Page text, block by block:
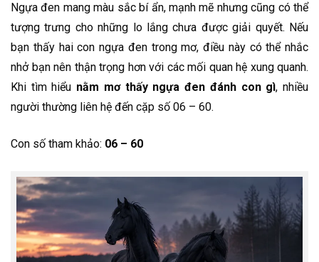
Ngựa đen mang màu sắc bí ẩn, mạnh mẽ nhưng cũng có thể
tượng trưng cho những lo lắng chưa được giải quyết. Nếu
bạn thấy hai con ngựa đen trong mơ, điều này có thể nhắc
nhở bạn nên thận trọng hơn với các mối quan hệ xung quanh.
Khi tìm hiểu nằm mơ thấy ngựa đen đánh con gì, nhiều
người thường liên hệ đến cặp số 06 – 60.
Con số tham khảo: 06 – 60